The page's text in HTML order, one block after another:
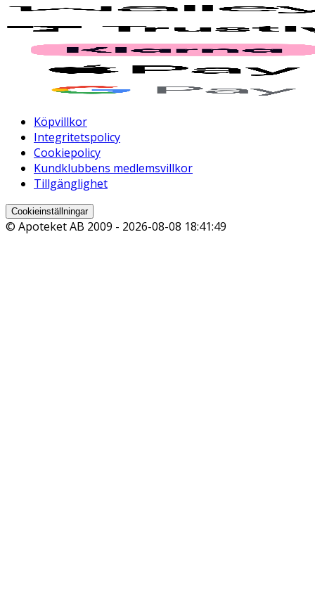
Köpvillkor
Integritetspolicy
Cookiepolicy
Kundklubbens medlemsvillkor
Tillgänglighet
Cookieinställningar
© Apoteket AB 2009 - 2026-08-08 18:41:49